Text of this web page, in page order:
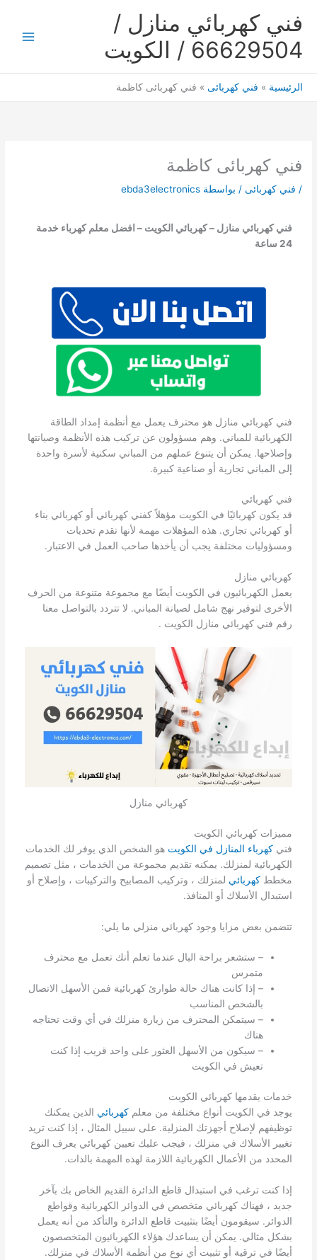
فني كهربائي منازل /
66629504 / الكويت
الرئيسية فني كهربائى فني كهربائى كاظمة
فني كهربائى كاظمة
/ فني كهربائى / بواسطة ebda3electronics
فني كهربائي منازل – كهربائي الكويت – افضل معلم كهرباء خدمة
24 ساعة
فني كهربائي منازل هو محترف يعمل مع أنظمة إمداد الطاقة
الكهربائية للمباني. وهم مسؤولون عن تركيب هذه الأنظمة وصيانتها
وإصلاحها. يمكن أن يتنوع عملهم من المباني سكنية لأسرة واحدة
إلى المباني تجارية أو صناعية كبيرة.
فني كهربائي
قد يكون كهربائيًا في الكويت مؤهلاً كفني كهربائي أو كهربائي بناء
أو كهربائي تجاري. هذه المؤهلات مهمة لأنها تقدم تحديات
ومسؤوليات مختلفة يجب أن يأخذها صاحب العمل في الاعتبار.
كهربائي منازل
يعمل الكهربائيون في الكويت أيضًا مع مجموعة متنوعة من الحرف
الأخرى لتوفير نهج شامل لصيانة المباني. لا تتردد بالتواصل معنا
رقم فني كهربائي منازل الكويت .
كهربائي منازل
مميزات كهربائي الكويت
فني كهرباء المنازل في الكويت هو الشخص الذي يوفر لك الخدمات
الكهربائية لمنزلك. يمكنه تقديم مجموعة من الخدمات ، مثل تصميم
مخطط كهربائي لمنزلك ، وتركيب المصابيح والتركيبات ، وإصلاح أو
استبدال الأسلاك أو المنافذ.
تتضمن بعض مزايا وجود كهربائي منزلي ما يلي:
– ستشعر براحة البال عندما تعلم أنك تعمل مع محترف
متمرس
– إذا كانت هناك حالة طوارئ كهربائية فمن الأسهل الاتصال
بالشخص المناسب
– سيتمكن المحترف من زيارة منزلك في أي وقت تحتاجه
هناك
– سيكون من الأسهل العثور على واحد قريب إذا كنت
تعيش في الكويت
خدمات يقدمها كهربائي الكويت
يوجد في الكويت أنواع مختلفة من معلم كهربائي الذين يمكنك
توظيفهم لإصلاح أجهزتك المنزلية. على سبيل المثال ، إذا كنت تريد
تغيير الأسلاك في منزلك ، فيجب عليك تعيين كهربائي يعرف النوع
المحدد من الأعمال الكهربائية اللازمة لهذه المهمة بالذات.
إذا كنت ترغب في استبدال قاطع الدائرة القديم الخاص بك بآخر
جديد ، فهناك كهربائي متخصص في الدوائر الكهربائية وقواطع
الدوائر. سيقومون أيضًا بتثبيت قاطع الدائرة والتأكد من أنه يعمل
بشكل مثالي. يمكن أن يساعدك هؤلاء الكهربائيون المتخصصون
أيضًا في ترقية أو تثبيت أي نوع من أنظمة الأسلاك في منزلك.